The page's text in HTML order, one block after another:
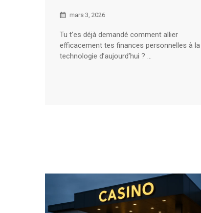
mars 3, 2026
Tu t’es déjà demandé comment allier
efficacement tes finances personnelles à la
technologie d’aujourd’hui ? ...